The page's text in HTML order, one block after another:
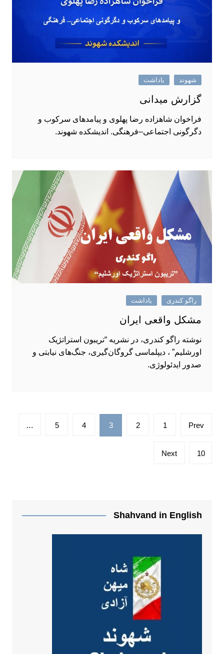
شهوند یاداشت
گزارش میدانی
فراخوان شاهزاده رضا پهلوی و پیامدهای سرکوب و
دگرگونی اجتماعی–فرهنگی. اندیشکده شهوند.
راگو کندری یاداشت
مشکل واقعی ایران
نوشته راگو کندری، در نشریه “تریبون استراتژیک
اورشلیم” ، دیپلماسی گروگان‌گیری، جنگ‌های نیابتی و
صدور ایدئولوژی.
صفحه‌بندی
Prev
1
2
3
4
5
…
10
Next
Shahvand in English